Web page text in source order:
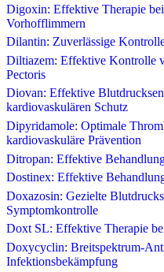
Digoxin: Effektive Therapie
Vorhofflimmern
Dilantin: Zuverlässige
Diltiazem: Effektive Kontrolle
Pectoris
Diovan: Effektive
kardiovaskulären Schutz
Dipyridamole: Optimale
kardiovaskuläre Prävention
Ditropan: Effektive
Dostinex: Effektive
Doxazosin: Gezielte
Symptomkontrolle
Doxt SL: Effektive Therapie
Doxycyclin: Breitspektrum-
Infektionsbekämpfung